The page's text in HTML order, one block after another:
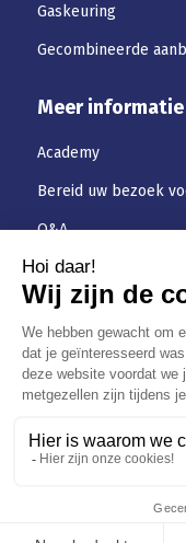
Gaskeuring
Gecombineerde
Meer informatie
Academy
Bereid uw bezoek
Q&A
Downloaden
Jobs
Algemene-
Privacybeleid
de Tirlemont 156,